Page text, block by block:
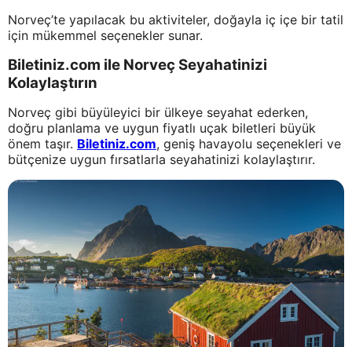
Norveç’te yapılacak bu aktiviteler, doğayla iç içe bir tatil
için mükemmel seçenekler sunar.
Biletiniz.com ile Norveç Seyahatinizi
Kolaylaştırın
Norveç gibi büyüleyici bir ülkeye seyahat ederken,
doğru planlama ve uygun fiyatlı uçak biletleri büyük
önem taşır. Biletiniz.com, geniş havayolu seçenekleri ve
bütçenize uygun fırsatlarla seyahatinizi kolaylaştırır.